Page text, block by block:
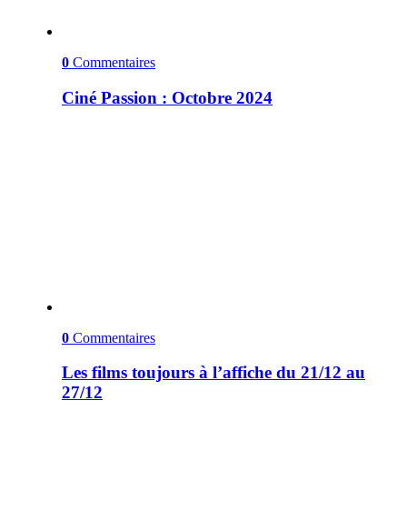
0 Commentaires
Ciné Passion : Octobre 2024
0 Commentaires
Les films toujours à l’affiche du 21/12 au
27/12